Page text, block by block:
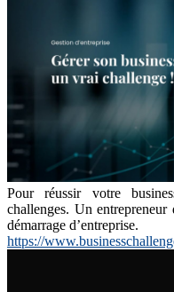
Pour réussir votre
challenges. Un
démarrage d’entreprise.
https://